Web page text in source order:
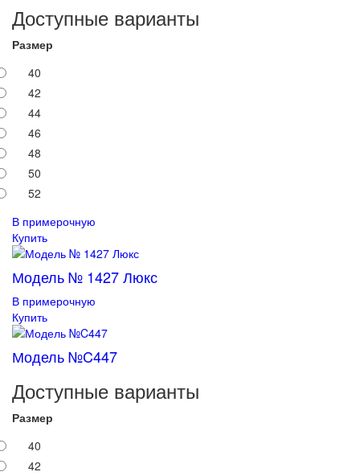
Доступные варианты
Размер
40
42
44
46
48
50
52
В примерочную
Купить
Модель № 1427 Люкс
В примерочную
Купить
Модель №C447
Доступные варианты
Размер
40
42